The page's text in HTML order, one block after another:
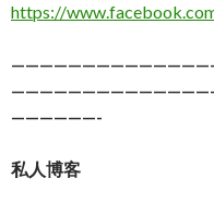
https://
——————-
私人博客